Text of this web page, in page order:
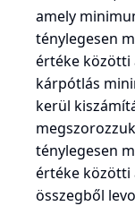
amely
ténylegesen
értéke közötti
kárpótlás
kerül
ténylegesen
értéke közötti
összegből